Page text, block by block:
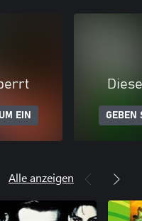
EIN GEBEN
Alle anzeigen